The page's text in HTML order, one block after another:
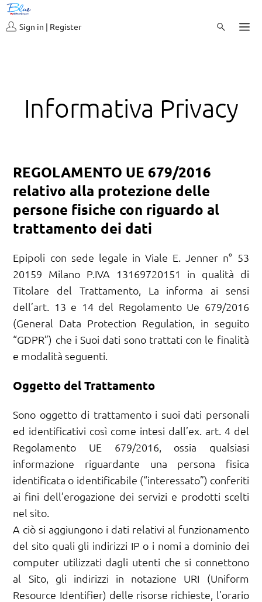
Sign in | Register
Informativa Privacy
REGOLAMENTO UE 679/2016
relativo alla protezione delle
persone fisiche con riguardo al
trattamento dei dati
Epipoli con sede legale in Viale E. Jenner n° 53
20159 Milano P.IVA 13169720151 in qualità di
Titolare del Trattamento, La informa ai sensi
dell’art. 13 e 14 del Regolamento Ue 679/2016
(General Data Protection Regulation, in seguito
“GDPR”) che i Suoi dati sono trattati con le finalità
e modalità seguenti.
Oggetto del Trattamento
Sono oggetto di trattamento i suoi dati personali
ed identificativi così come intesi dall’ex. art. 4 del
Regolamento UE 679/2016, ossia qualsiasi
informazione riguardante una persona fisica
identificata o identificabile (“interessato”) conferiti
ai fini dell’erogazione dei servizi e prodotti scelti
nel sito.
A ciò si aggiungono i dati relativi al funzionamento
del sito quali gli indirizzi IP o i nomi a dominio dei
computer utilizzati dagli utenti che si connettono
al Sito, gli indirizzi in notazione URI (Uniform
Resource Identifier) delle risorse richieste, l’orario